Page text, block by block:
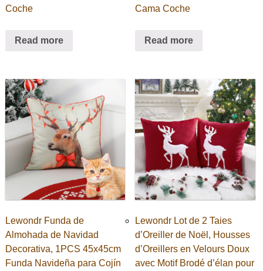
Coche
Read more
Cama Coche
Read more
Lewondr Funda de
Almohada de Navidad
Decorativa, 1PCS 45x45cm
Funda Navideña para Cojín
Lewondr Lot de 2 Taies
d’Oreiller de Noël, Housses
d’Oreillers en Velours Doux
avec Motif Brodé d’élan pour